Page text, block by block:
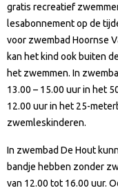
gratis recreatief
lesabonnement op de
voor zwembad Hoornse
kan het kind ook buiten
het zwemmen. In
13.00 – 15.00 uur in het
12.00 uur in het 25-
zwemleskinderen.
In zwembad De Hout
bandje hebben zonder
van 12.00 tot 16.00 uur.